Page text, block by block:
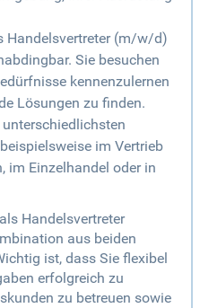
Handelsvertreter (m/w/d)
Sie besuchen
kennenzulernen
Lösungen zu finden.
im Vertrieb
im Einzelhandel oder in
Handelsvertreter
aus beiden
ist, dass Sie flexibel
erfolgreich zu
zu betreuen sowie